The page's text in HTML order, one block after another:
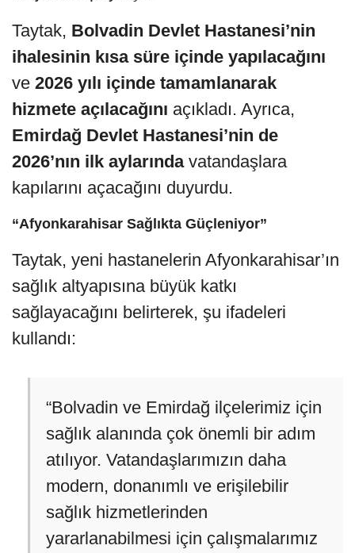
Taytak, Bolvadin Devlet Hastanesi’nin
ihalesinin kısa süre içinde yapılacağını
ve 2026 yılı içinde tamamlanarak
hizmete açılacağını açıkladı. Ayrıca,
Emirdağ Devlet Hastanesi’nin de
2026’nın ilk aylarındavatandaşlara
kapılarını açacağını duyurdu.
“Afyonkarahisar Sağlıkta Güçleniyor”
Taytak, yeni hastanelerin Afyonkarahisar’ın
sağlık altyapısına büyük katkı
sağlayacağını belirterek, şu ifadeleri
kullandı:
“Bolvadin ve Emirdağ ilçelerimiz için
sağlık alanında çok önemli bir adım
atılıyor. Vatandaşlarımızın daha
modern, donanımlı ve erişilebilir
sağlık hizmetlerinden
yararlanabilmesi için çalışmalarımız